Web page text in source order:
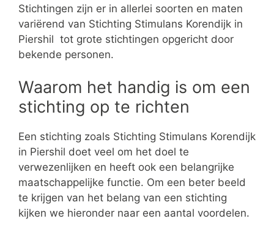
Stichtingen zijn er in allerlei soorten en maten
variërend van Stichting Stimulans Korendijk in
Piershil tot grote stichtingen opgericht door
bekende personen.
Waarom het handig is om een
stichting op te richten
Een stichting zoals Stichting Stimulans Korendijk
in Piershil doet veel om het doel te
verwezenlijken en heeft ook een belangrijke
maatschappelijke functie. Om een beter beeld
te krijgen van het belang van een stichting
kijken we hieronder naar een aantal voordelen.